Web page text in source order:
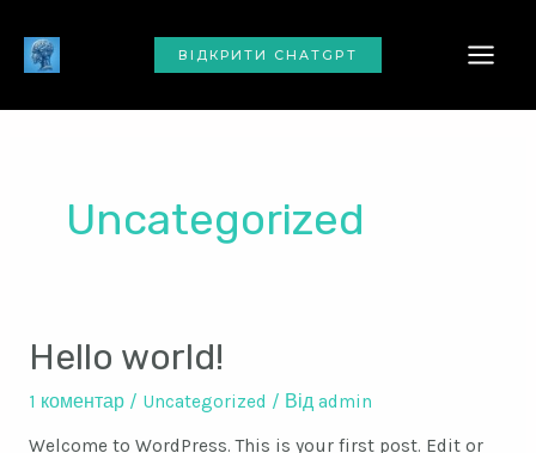
вмісту
ВІДКРИТИ CHATGPT
Uncategorized
Hello world!
1 коментар / Uncategorized / Від admin
Welcome to WordPress. This is your first post. Edit or